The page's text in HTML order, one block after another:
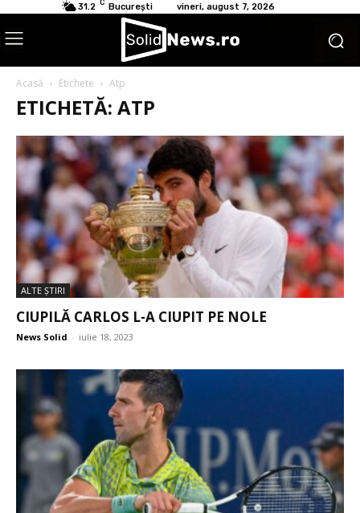
31.2 C București vineri, august 7, 2026
Acasă Etichete Atp
ETICHETĂ: ATP
ALTE ŞTIRI
CIUPILĂ CARLOS L-A CIUPIT PE NOLE
News Solid - iulie 18, 2023